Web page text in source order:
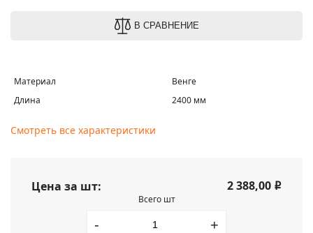
В СРАВНЕНИЕ
Материал
Венге
Длина
2400 мм
Смотреть все характеристики
Цена за шт: 2 388,00 i
Всего шт
- +